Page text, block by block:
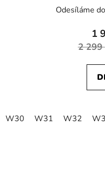
Odesíláme
1
2 299
W30 W31 W32